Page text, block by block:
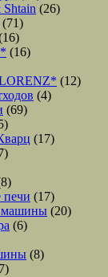
(26)
(71)
(16)
(12)
(4)
(69)
(17)
(17)
машины (20)
(6)
(8)